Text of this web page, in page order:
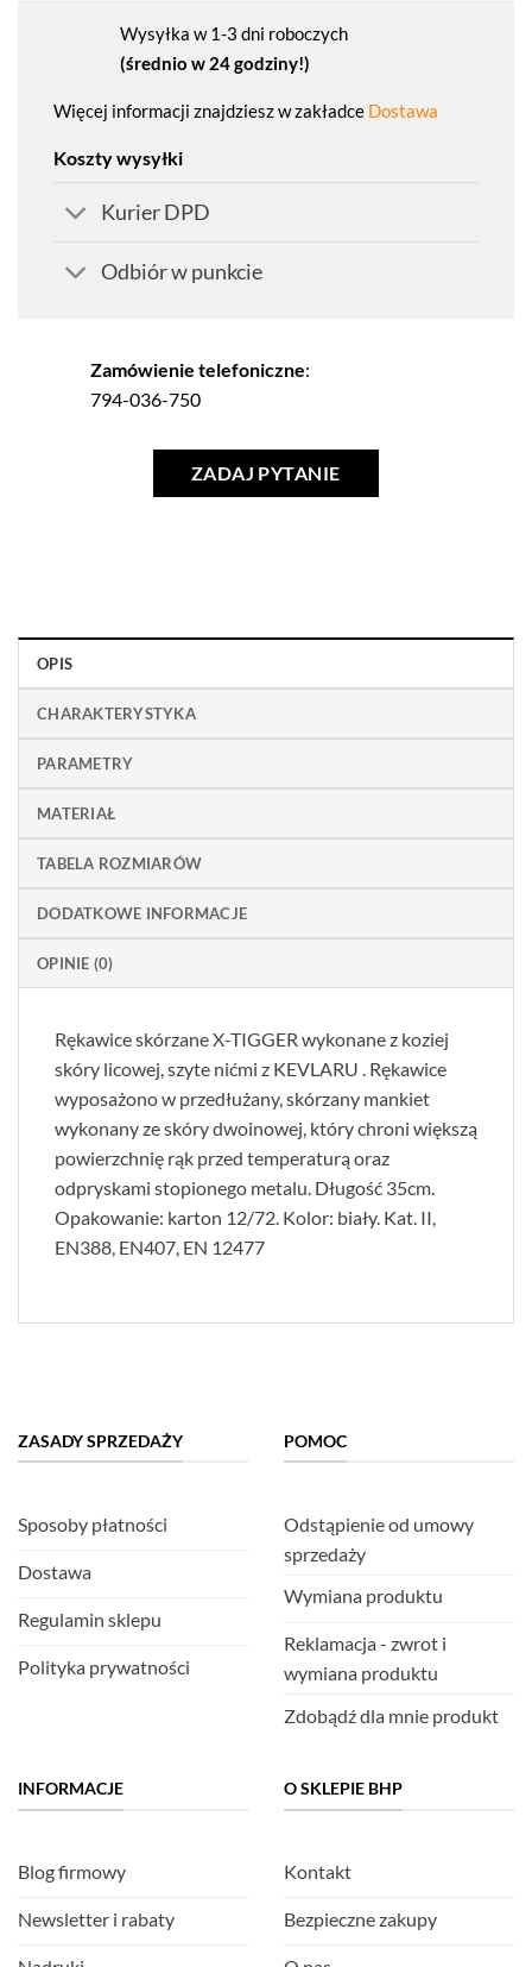
Wysyłka w 1-3 dni roboczych
(średnio w 24 godziny!)
Więcej informacji znajdziesz w zakładce Dostawa
Koszty wysyłki
Kurier DPD
Odbiór w punkcie
Zamówienie telefoniczne:
794-036-750
ZADAJ PYTANIE
OPIS
CHARAKTERYSTYKA
PARAMETRY
MATERIAŁ
TABELA ROZMIARÓW
DODATKOWE INFORMACJE
OPINIE (0)
Rękawice skórzane X-TIGGER wykonane z koziej
skóry licowej, szyte nićmi z KEVLARU . Rękawice
wyposażono w przedłużany, skórzany mankiet
wykonany ze skóry dwoinowej, który chroni większą
powierzchnię rąk przed temperaturą oraz
odpryskami stopionego metalu. Długość 35cm.
Opakowanie: karton 12/72. Kolor: biały. Kat. II,
EN388, EN407, EN 12477
ZASADY SPRZEDAŻY
Sposoby płatności
Dostawa
Regulamin sklepu
Polityka prywatności
POMOC
Odstąpienie od umowy
sprzedaży
Wymiana produktu
Reklamacja - zwrot i
wymiana produktu
Zdobądź dla mnie produkt
INFORMACJE
Blog firmowy
Newsletter i rabaty
O SKLEPIE BHP
Kontakt
Bezpieczne zakupy